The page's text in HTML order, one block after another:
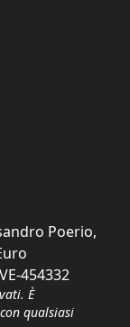
Poerio,
454332
È
qualsiasi